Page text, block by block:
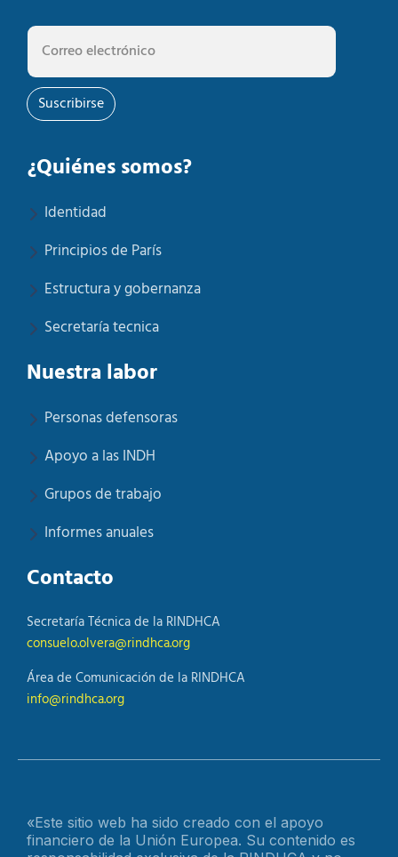
Suscribirse
¿Quiénes somos?
Identidad
Principios de París
Estructura y gobernanza
Secretaría tecnica
Nuestra labor
Personas defensoras
Apoyo a las INDH
Grupos de trabajo
Informes anuales
Contacto
Secretaría Técnica de la RINDHCA
consuelo.olvera@rindhca.org
Área de Comunicación de la RINDHCA
info@rindhca.org
«Este sitio web ha sido creado con el apoyo
financiero de la Unión Europea. Su contenido es